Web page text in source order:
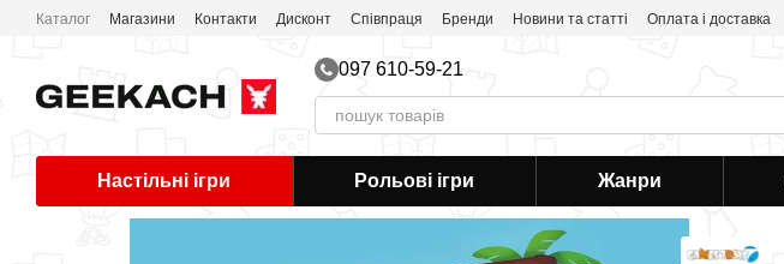
Перейти до основного контенту
Каталог Магазини Контакти Дисконт Співпраця Бренди Новини та статті Оплата і доставка
097 610-59-21
Настільні ігри Рольові ігри Жанри